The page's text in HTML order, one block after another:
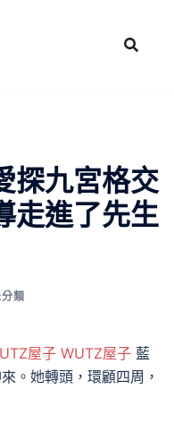
探九宮格交
走進了先生
類
屋子 WUTZ屋子 藍
。她轉頭，環顧四周，